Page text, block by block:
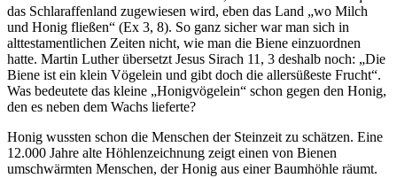
das Schlaraffenland zugewiesen wird, eben das Land „wo Milch
und Honig fließen“ (Ex 3, 8). So ganz sicher war man sich in
alttestamentlichen Zeiten nicht, wie man die Biene einzuordnen
hatte. Martin Luther übersetzt Jesus Sirach 11, 3 deshalb noch: „Die
Biene ist ein klein Vögelein und gibt doch die allersüßeste Frucht“.
Was bedeutete das kleine „Honigvögelein“ schon gegen den Honig,
den es neben dem Wachs lieferte?
Honig wussten schon die Menschen der Steinzeit zu schätzen. Eine
12.000 Jahre alte Höhlenzeichnung zeigt einen von Bienen
umschwärmten Menschen, der Honig aus einer Baumhöhle räumt.